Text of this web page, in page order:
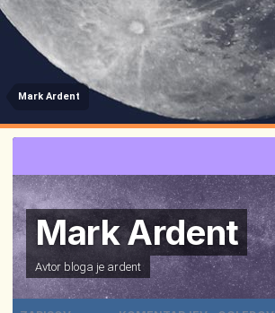
Mark Ardent
Mark Ardent
Avtor bloga je ardent